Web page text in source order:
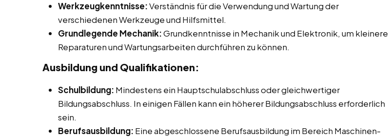
Werkzeugkenntnisse:Verständnis für die Verwendung und Wartung der
verschiedenen Werkzeuge und Hilfsmittel.
Grundlegende Mechanik:Grundkenntnisse in Mechanik und Elektronik, um kleinere
Reparaturen und Wartungsarbeiten durchführen zu können.
Ausbildung und Qualifikationen:
Schulbildung: Mindestens ein Hauptschulabschluss oder gleichwertiger
Bildungsabschluss. In einigen Fällen kann ein höherer Bildungsabschluss erforderlich
sein.
Berufsausbildung: Eine abgeschlossene Berufsausbildung im Bereich Maschinen-